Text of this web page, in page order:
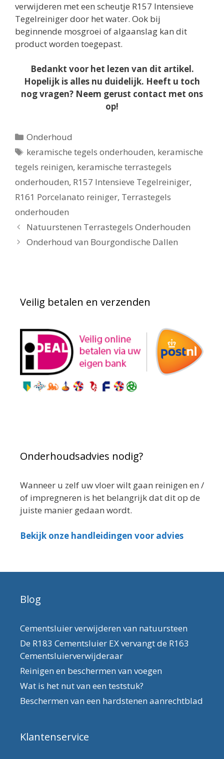
verwijderen met een scheutje R157 Intensieve
Tegelreiniger door het water. Ook bij
beginnende mosgroei of algaanslag kan dit
product worden toegepast.
Bedankt voor het lezen van dit artikel.
Hopelijk is alles nu duidelijk. Heeft u toch
nog vragen? Neem gerust contact met ons
op!
Categorieën
Onderhoud
Tags
keramische tegels onderhouden, keramische
tegels reinigen, keramische terrastegels
onderhouden, R157 Intensieve Tegelreiniger,
R161 Porcelanato reiniger, Terrastegels
onderhouden
Natuurstenen Terrastegels Onderhouden
Onderhoud van Bourgondische Dallen
Veilig betalen en verzenden
Onderhoudsadvies nodig?
Wanneer u zelf uw vloer wilt gaan reinigen en /
of impregneren is het belangrijk dat dit op de
juiste manier gedaan wordt.
Bekijk onze handleidingen voor advies
Blog
Cementsluier verwijderen van natuursteen
De R183 Cementsluier EX vervangt de R163
Cementsluierverwijderaar
Reinigen en beschermen van voegen
Wat is het nut van een teststuk?
Beschermen van een hardstenen aanrechtblad
Klantenservice